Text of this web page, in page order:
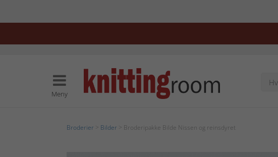
Meny
Broderier Bilder > Broderipakke Bilde Nissen og reinsdyret